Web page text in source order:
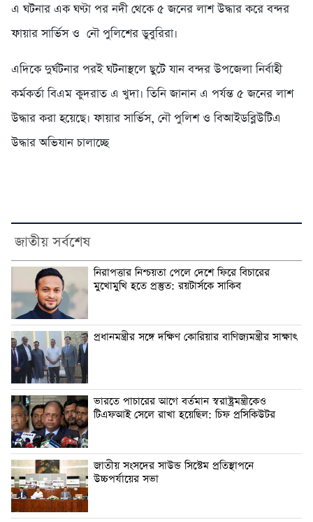
এ ঘটনার এক ঘণ্টা পর নদী থেকে ৫ জনের লাশ উদ্ধার করে বন্দর
ফায়ার সার্ভিস ও নৌ পুলিশের ডুবুরিরা।
এদিকে দুর্ঘটনার পরই ঘটনাস্থলে ছুটে যান বন্দর উপজেলা নির্বাহী
কর্মকর্তা বিএম কুদরাত এ খুদা। তিনি জানান এ পর্যন্ত ৫ জনের লাশ
উদ্ধার করা হয়েছে। ফায়ার সার্ভিস, নৌ পুলিশ ও বিআইডব্লিউটিএ
উদ্ধার অভিযান চালাচ্ছে
জাতীয় সর্বশেষ
নিরাপত্তার নিশ্চয়তা পেলে দেশে ফিরে বিচারের
মুখোমুখি হতে প্রস্তুত: রয়টার্সকে সাকিব
প্রধানমন্ত্রীর সঙ্গে দক্ষিণ কোরিয়ার বাণিজ্যমন্ত্রীর সাক্ষাৎ
ভারতে পাচারের আগে বর্তমান স্বরাষ্ট্রমন্ত্রীকেও
টিএফআই সেলে রাখা হয়েছিল: চিফ প্রসিকিউটর
জাতীয় সংসদের সাউন্ড সিস্টেম প্রতিস্থাপনে
উচ্চপর্যায়ের সভা